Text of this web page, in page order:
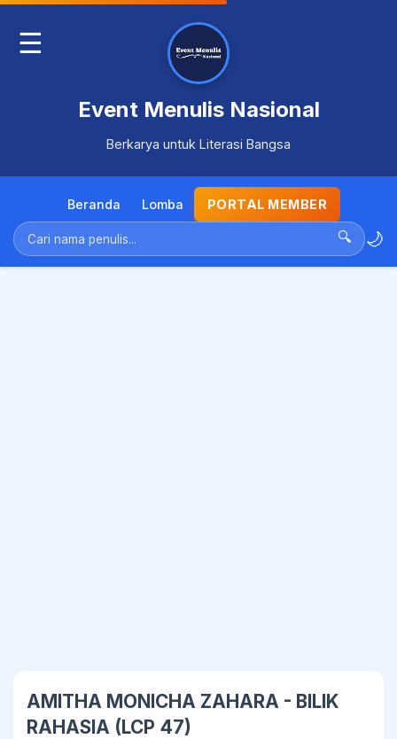
☰
Event Menulis Nasional
Berkarya untuk Literasi Bangsa
Beranda Lomba PORTAL MEMBER
🔍 🌙
AMITHA MONICHA ZAHARA - BILIK
RAHASIA (LCP 47)